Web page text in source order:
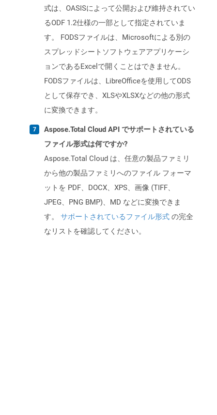
式は、OASISによって公開および維持されてい
るODF 1.2仕様の一部として指定されていま
す。 FODSファイルは、Microsoftによる別の
スプレッドシートソフトウェアアプリケーシ
ョンであるExcelで開くことはできません。
FODSファイルは、LibreOfficeを使用してODS
として保存でき、XLSやXLSXなどの他の形式
に変換できます。
Aspose.Total Cloud API でサポートされている
ファイル形式は何ですか?
Aspose.Total Cloud は、任意の製品ファミリ
から他の製品ファミリへのファイル フォーマ
ットを PDF、DOCX、XPS、画像 (TIFF、
JPEG、PNG BMP)、MD などに変換できま
す。 サポートされているファイル形式 の完全
なリストを確認してください。